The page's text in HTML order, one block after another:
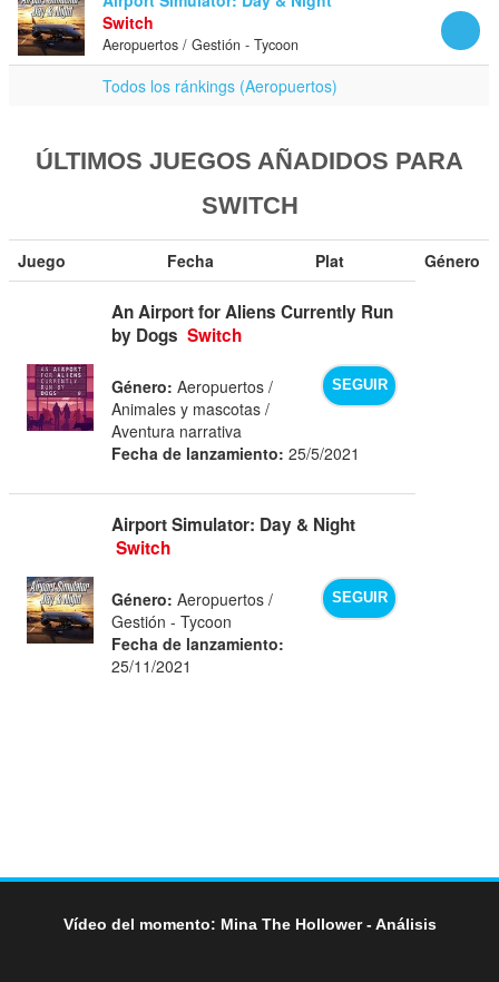
Switch
Aeropuertos / Gestión - Tycoon
Todos los ránkings (Aeropuertos)
ÚLTIMOS JUEGOS AÑADIDOS PARA
SWITCH
Juego Fecha Plat Género
An Airport for Aliens Currently Run
by Dogs Switch
SEGUIR
Género: Aeropuertos /
Animales y mascotas /
Aventura narrativa
Fecha de lanzamiento: 25/5/2021
Airport Simulator: Day & Night
Switch
SEGUIR
Género: Aeropuertos /
Gestión - Tycoon
Fecha de lanzamiento:
25/11/2021
Vídeo del momento: Mina The Hollower - Análisis